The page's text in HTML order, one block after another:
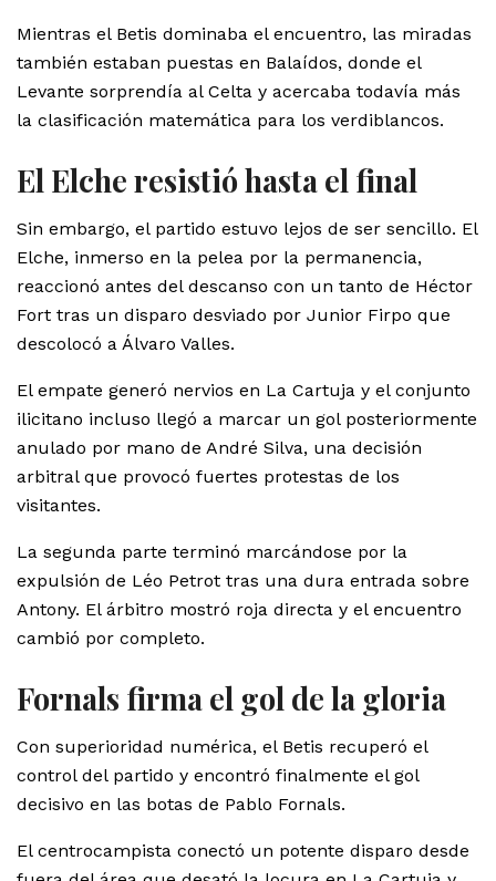
Mientras el Betis dominaba el encuentro, las miradas
también estaban puestas en Balaídos, donde el
Levante sorprendía al Celta y acercaba todavía más
la clasificación matemática para los verdiblancos.
El Elche resistió hasta el final
Sin embargo, el partido estuvo lejos de ser sencillo. El
Elche, inmerso en la pelea por la permanencia,
reaccionó antes del descanso con un tanto de Héctor
Fort tras un disparo desviado por Junior Firpo que
descolocó a Álvaro Valles.
El empate generó nervios en La Cartuja y el conjunto
ilicitano incluso llegó a marcar un gol posteriormente
anulado por mano de André Silva, una decisión
arbitral que provocó fuertes protestas de los
visitantes.
La segunda parte terminó marcándose por la
expulsión de Léo Petrot tras una dura entrada sobre
Antony. El árbitro mostró roja directa y el encuentro
cambió por completo.
Fornals firma el gol de la gloria
Con superioridad numérica, el Betis recuperó el
control del partido y encontró finalmente el gol
decisivo en las botas de Pablo Fornals.
El centrocampista conectó un potente disparo desde